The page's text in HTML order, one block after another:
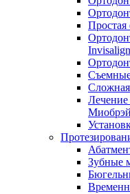
Простая
Invisalign
Сложная
Лечение
Зубные